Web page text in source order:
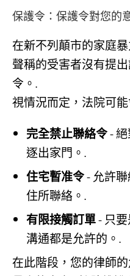
保護令：保護令對您的
在新不列顛市的家庭
聲稱的受害者沒有提
令。.
視情況而定，法院可能
完全禁止聯絡令- 絕
逐出家門。.
住宅暫准令- 允許
住所聯絡。.
有限接觸訂單- 只
溝通都是允許的。.
在此階段，您的律師